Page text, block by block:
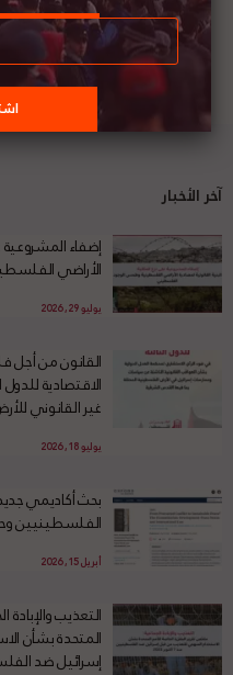
آخر الأخبار
إضفاء المشروعية
الأراضي
يوليو 29, 2026
القانون من أجل
الاقتصادية للدول
غير القانوني
يوليو 18, 2026
بحث أكاديمي
الفلسطينيين
أبريل 15, 2026
التعذيب
المتحدة بشأن
إسرائيل ضد